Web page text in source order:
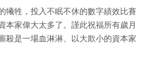
犧牲，投入不眠不休的數字績效比賽
本家偉大太多了。謹此祝福所有歲月
殺是一場血淋淋、以大欺小的資本家